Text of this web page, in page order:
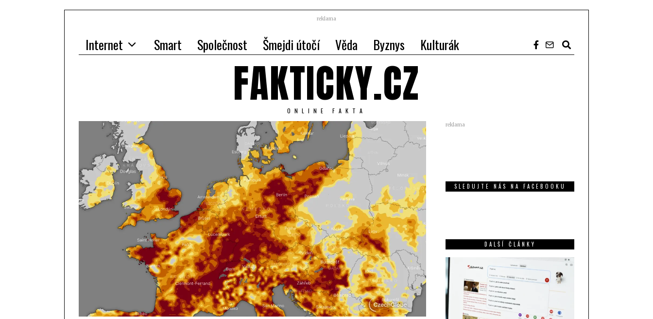
reklama
Internet Smart Společnost Šmejdi útočí Věda Byznys Kulturák
FAKTICKY.CZ
ONLINE FAKTA
reklama
SLEDUJTE NÁS NA FACEBOOKU
DALŠÍ ČLÁNKY